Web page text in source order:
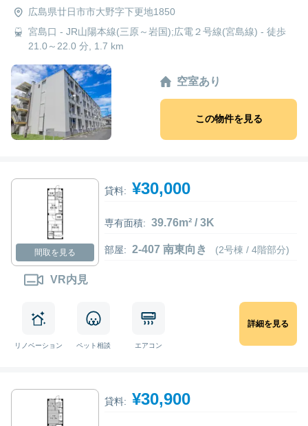
広島県廿日市市大野字下更地1850
宮島口 - JR山陽本線(三原～岩国);広電２号線(宮島線) - 徒歩
21.0～22.0 分, 1.7 km
空室あり
この物件を見る
間取を見る
VR内見
貸料: ¥30,000
専有面積: 39.76m² / 3K
部屋: 2-407 南東向き (2号棟 / 4階部分)
リノベーション ペット相談 エアコン
詳細を見る
貸料: ¥30,900